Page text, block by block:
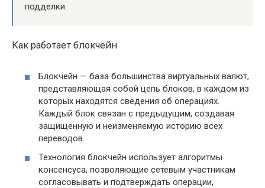
подделки.
Как работает блокчейн
Блокчейн — база большинства виртуальных валют,
представляющая собой цепь блоков, в каждом из
которых находятся сведения об операциях.
Каждый блок связан с предыдущим, создавая
защищенную и неизменяемую историю всех
переводов.
Технология блокчейн использует алгоритмы
консенсуса, позволяющие сетевым участникам
согласовывать и подтверждать операции,